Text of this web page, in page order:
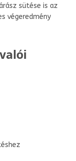
sütése is az
végeredmény